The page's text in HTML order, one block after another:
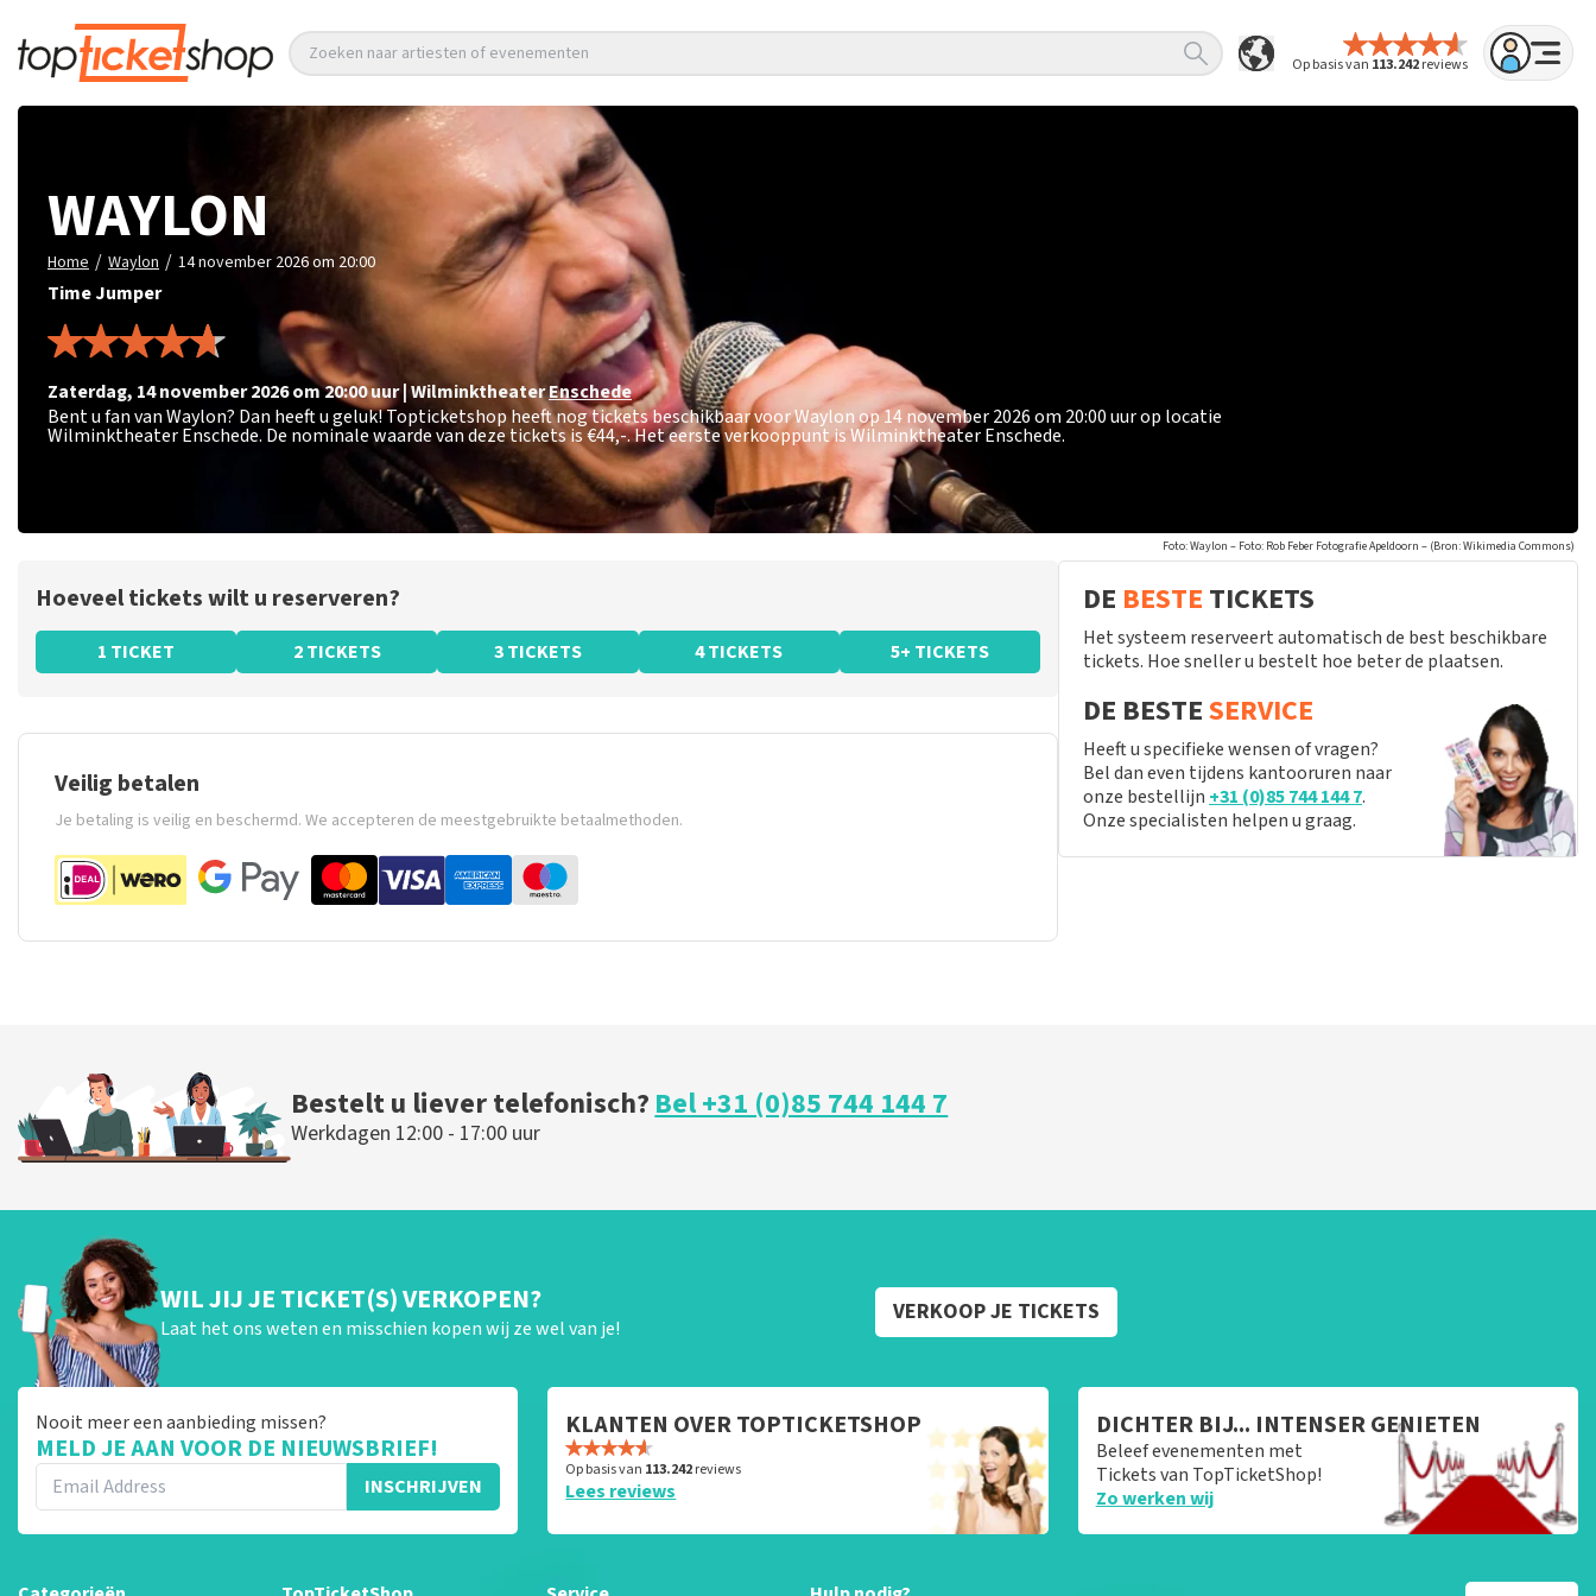
Op basis van 113.242reviews
Zoeken naar artiesten of evenementen
WAYLON
Home / Waylon / 14 november 2026 om 20:00
Time Jumper
zaterdag, 14 november 2026 om 20:00uur|WilminktheaterEnschede
Bent u fan van Waylon? Dan heeft u geluk! Topticketshop heeft nog tickets beschikbaar voor Waylon op 14 november 2026 om 20:00 uur op locatie
Wilminktheater Enschede. De nominale waarde van deze tickets is€44,-. Het eerste verkooppunt is Wilminktheater Enschede.
Foto: Waylon – Foto: Rob Feber Fotografie Apeldoorn – (Bron: Wikimedia Commons)
Hoeveel tickets wilt u reserveren?
1 TICKET 2 TICKETS 3 TICKETS 4 TICKETS 5+ TICKETS
Veilig betalen
Je betaling is veilig en beschermd. We accepteren de meestgebruikte betaalmethoden.
DE BESTE TICKETS
Het systeem reserveert automatisch de best beschikbare
tickets. Hoe sneller u bestelt hoe beter de plaatsen.
DE BESTESERVICE
Heeft u specifieke wensen of vragen?
Bel dan even tijdens kantooruren naar
onze bestellijn +31 (0)85 744 144 7.
Onze specialisten helpen u graag.
Bestelt u liever telefonisch?Bel +31 (0)85 744 144 7
Werkdagen 12:00 - 17:00 uur
WIL JIJ JE TICKET(S) VERKOPEN?
Laat het ons weten en misschien kopen wij ze wel van je!
VERKOOP JE TICKETS
Nooit meer een aanbieding missen?
MELD JE AAN VOOR DE NIEUWSBRIEF!
INSCHRIJVEN
KLANTEN OVER TOPTICKETSHOP
Op basis van 113.242reviews
Lees reviews
DICHTER BIJ... INTENSER GENIETEN
Beleef evenementen met
Tickets van TopTicketShop!
Zo werken wij